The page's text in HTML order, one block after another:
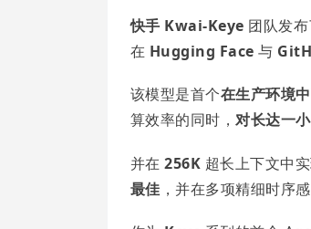
快手 Kwai-Keye 团队发
在 Hugging Face 与
该模型是首个在生产环境
算效率的同时，对长达一
并在256K 超长上下文中
最佳 ，并在多项精细时序